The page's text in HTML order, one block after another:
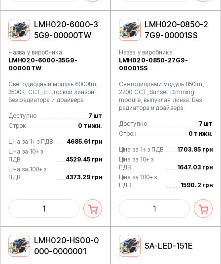
LMH020-6000-3
5G9-00000TW
Назва у виробника
LMH020-6000-35G9-
00000TW
Светодиодный модуль 6000lm,
3500K, CCT, с плоской линзой.
Без радиатора и драйвера
Доступно
7 шт
Строк
0 тижн.
Ціна за 1+ з ПДВ
4685.61 грн
Ціна за 10+ з
ПДВ
4529.45 грн
Ціна за 100+ з
ПДВ
4373.29 грн
LMH020-0850-2
7G9-00001SS
Назва у виробника
LMH020-0850-27G9-
00001SS
Светодиодный модуль 850lm,
2700 CCT, Sunset Dimming
module, выпуклая линза. Без
радиатора и драйвера
Доступно
7 шт
Строк
0 тижн.
Ціна за 1+ з ПДВ
1703.85 грн
Ціна за 10+ з
ПДВ
1647.03 грн
Ціна за 100+ з
ПДВ
1590.2 грн
LMH020-HS00-0
000-0000001
SA-LED-151E